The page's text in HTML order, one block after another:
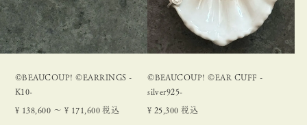
©BEAUCOUP! ©EARRINGS -
K10-
¥ 138,600 〜 ¥ 171,600 税込
©BEAUCOUP! ©EAR CUFF -
silver925-
¥ 25,300 税込